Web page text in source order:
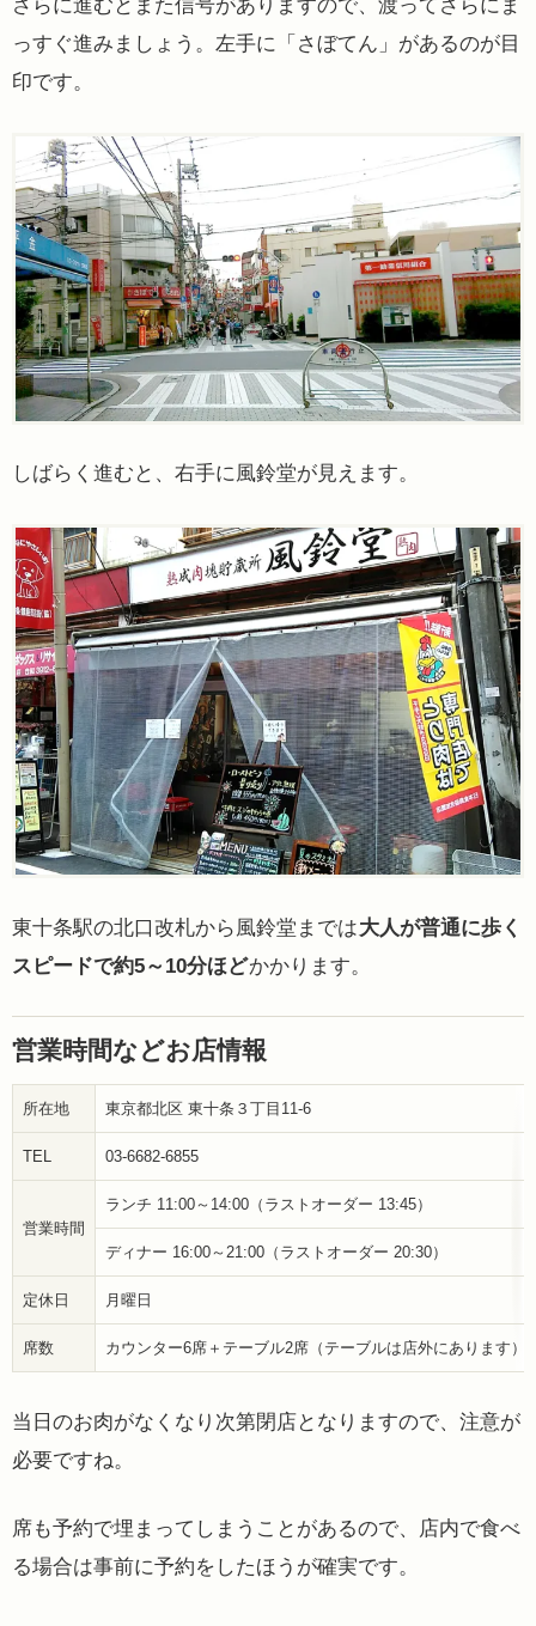
さらに進むとまた信号がありますので、渡ってさらにま
っすぐ進みましょう。左手に「さぼてん」があるのが目
印です。
しばらく進むと、右手に風鈴堂が見えます。
東十条駅の北口改札から風鈴堂までは大人が普通に歩く
スピードで約5～10分ほどかかります。
営業時間などお店情報
所在地 東京都北区 東十条３丁目11-6
TEL 03-6682-6855
営業時間
ランチ 11:00～14:00（ラストオーダー 13:45）
ディナー 16:00～21:00（ラストオーダー 20:30）
定休日 月曜日
席数 カウンター6席＋テーブル2席（テーブルは店外にあります）
当日のお肉がなくなり次第閉店となりますので、注意が
必要ですね。
席も予約で埋まってしまうことがあるので、店内で食べ
る場合は事前に予約をしたほうが確実です。